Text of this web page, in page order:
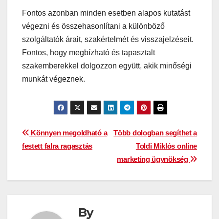
Fontos azonban minden esetben alapos kutatást
végezni és összehasonlítani a különböző
szolgáltatók árait, szakértelmét és visszajelzéseit.
Fontos, hogy megbízható és tapasztalt
szakemberekkel dolgozzon együtt, akik minőségi
munkát végeznek.
Bejegyzés
navigáció
Több dologban segíthet a
Toldi Miklós online
marketing ügynökség
Könnyen megoldható a
festett falra ragasztás
By